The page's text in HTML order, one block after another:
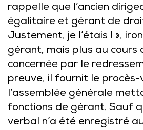
rappelle que l’ancien
égalitaire et gérant de
Justement, je l’étais ! »,
gérant, mais plus au cours
concernée par le
preuve, il fournit le
l’assemblée générale
fonctions de gérant. Sauf
verbal n’a été enregistré